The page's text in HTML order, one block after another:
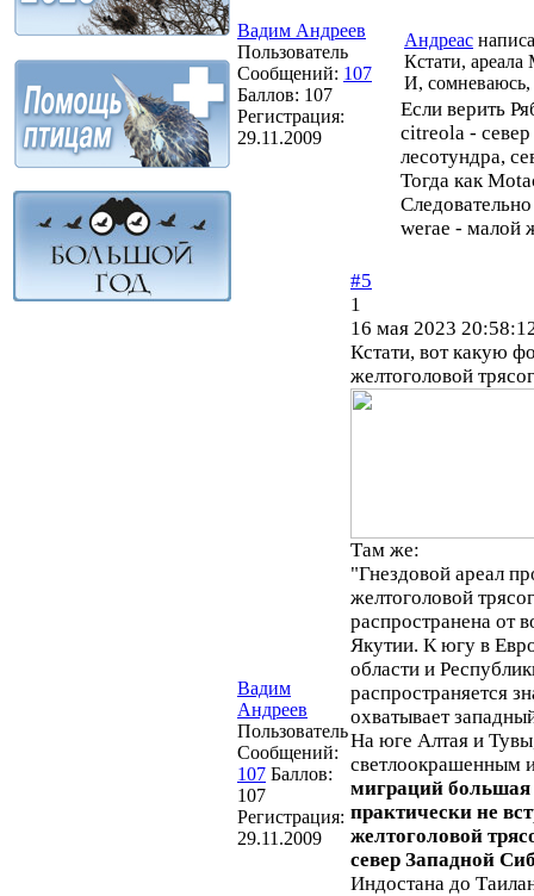
Вадим Андреев
Пользователь
Сообщений: 107
Баллов: 107
Регистрация:
29.11.2009
Андреас
Кстати, ареала
И, сомневаюсь,
Если верить
citreola - север
лесотундра,
Тогда как
werae - малой
Вадим
Андреев
Пользователь
Сообщений:
107 Баллов:
107
Регистрация:
29.11.2009
#5
1
16 мая 2023
Кстати, вот какую
желтоголовой
Там же:
"Гнездовой ареал
желтоголовой
распространена от
Якутии. К югу в
области и
распространяется
охватывает
На юге Алтая и
светлоокрашенным
миграций большая
практически не
желтоголовой
север Западной
Индостана до